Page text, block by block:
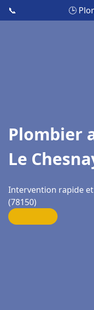
📞 🕒
Plombier
Le
Intervention rapide
(78150)